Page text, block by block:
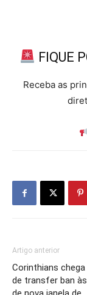
FIQUE
Receba as
Artigo anterior
Corinthians
de transfer ban